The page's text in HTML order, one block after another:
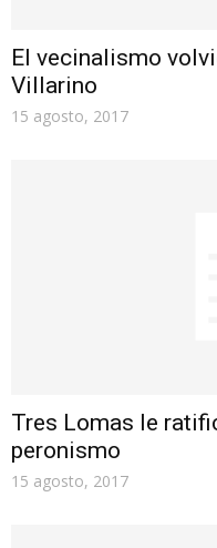
El vecinalismo
Villarino
15 agosto, 2017
Tres Lomas le
peronismo
15 agosto, 2017